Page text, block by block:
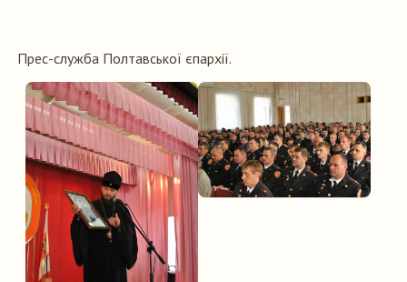
Прес-служба Полтавської єпархії.